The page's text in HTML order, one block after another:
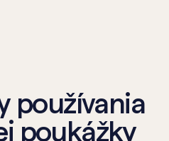
používania
poukážky